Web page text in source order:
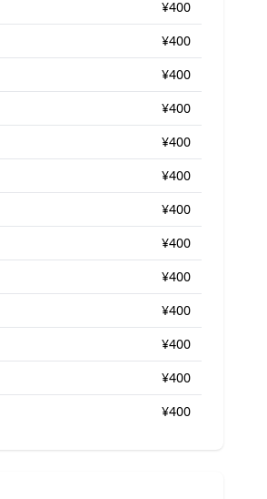
¥400
¥400
¥400
¥400
¥400
¥400
¥400
¥400
¥400
¥400
¥400
¥400
¥400